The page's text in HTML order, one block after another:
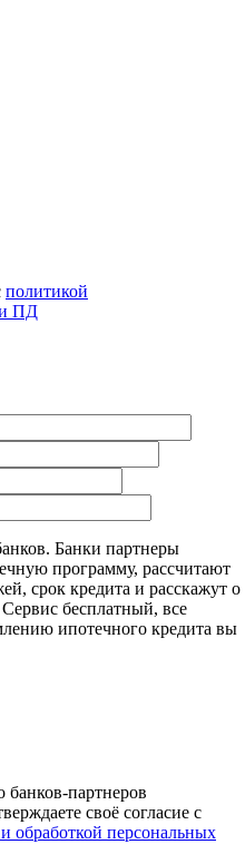
политикой
ПД
Банки партнеры
программу, рассчитают
срок кредита и расскажут о
бесплатный, все
ипотечного кредита вы
банков-партнеров
своё согласие с
обработкой персональных